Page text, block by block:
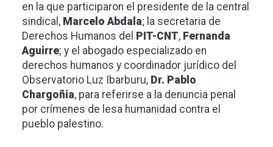
en la que participaron el presidente de la central
sindical, Marcelo Abdala; la secretaria de
Derechos Humanos del
PIT-CNT, Fernanda
Aguirre; y el abogado especializado en
derechos humanos y coordinador jurídico del
Observatorio Luz Ibarburu, Dr. Pablo
Chargoñia, para referirse a la denuncia penal
por crímenes de lesa humanidad contra el
pueblo palestino.